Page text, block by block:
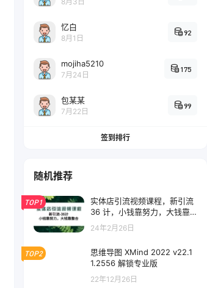
忆白
8月1日
92
mojiha5210
7月24日
175
包某某
7月22日
99
签到排行
随机推荐
TOP1
实体店引流视频课程，新引流
36 计，小钱靠努力，大钱靠
整合（48 节）
24年2月26日
TOP2
思维导图 XMind 2022 v22.1
1.2556 解锁专业版
22年12月26日